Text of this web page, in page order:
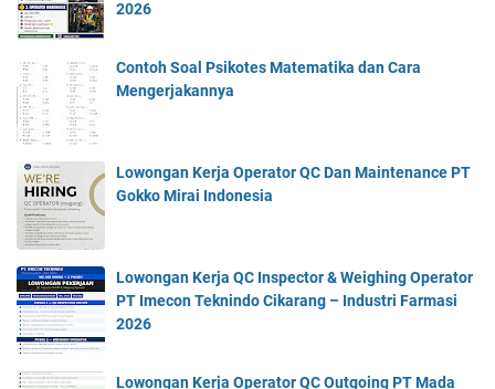
2026
Contoh Soal Psikotes Matematika dan Cara
Mengerjakannya
Lowongan Kerja Operator QC Dan Maintenance PT
Gokko Mirai Indonesia
Lowongan Kerja QC Inspector & Weighing Operator
PT Imecon Teknindo Cikarang – Industri Farmasi
2026
Lowongan Kerja Operator QC Outgoing PT Mada